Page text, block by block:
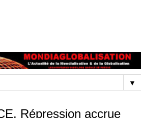
▼
Répression accrue